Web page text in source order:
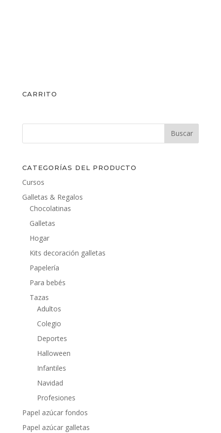
CARRITO
CATEGORÍAS DEL PRODUCTO
Cursos
Galletas & Regalos
Chocolatinas
Galletas
Hogar
Kits decoración galletas
Papelería
Para bebés
Tazas
Adultos
Colegio
Deportes
Halloween
Infantiles
Navidad
Profesiones
Papel azúcar fondos
Papel azúcar galletas